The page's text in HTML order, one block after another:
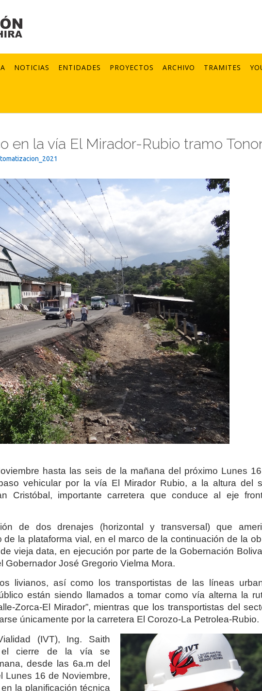
NOTICIAS ENTIDADES PROYECTOS ARCHIVO TRAMITES
en la vía El Mirador-Rubio tramo
hasta las seis de la mañana del próximo Lunes
vehicular por la vía El Mirador Rubio, a la altura del
Cristóbal, importante carretera que conduce al eje
de dos drenajes (horizontal y transversal) que
la plataforma vial, en el marco de la continuación de la
vieja data, en ejecución por parte de la Gobernación
Gobernador José Gregorio Vielma Mora.
livianos, así como los transportistas de las líneas
están siendo llamados a tomar como vía alterna la
Zorca-El Mirador”, mientras que los transportistas del
únicamente por la carretera El Corozo-La Petrolea-Rubio.
(IVT), Ing. Saith
el cierre de la vía se
desde las 6a.m del
Lunes 16 de Noviembre,
la planificación técnica